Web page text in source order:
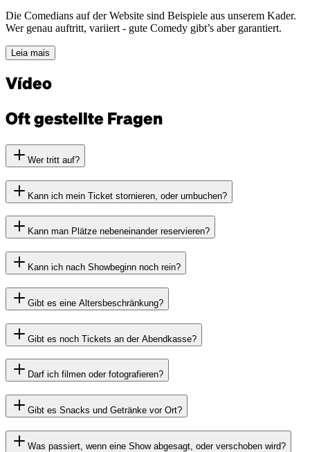
Die Comedians auf der Website sind Beispiele aus unserem Kader.
Wer genau auftritt, variiert - gute Comedy gibt’s aber garantiert.
Leia mais
Vídeo
Oft gestellte Fragen
Wer tritt auf?
Kann ich mein Ticket stornieren, oder umbuchen?
Kann man Plätze nebeneinander reservieren?
Kann ich nach Showbeginn noch rein?
Gibt es eine Altersbeschränkung?
Gibt es noch Tickets an der Abendkasse?
Darf ich filmen oder fotografieren?
Gibt es Snacks und Getränke vor Ort?
Was passiert, wenn eine Show abgesagt, oder verschoben wird?